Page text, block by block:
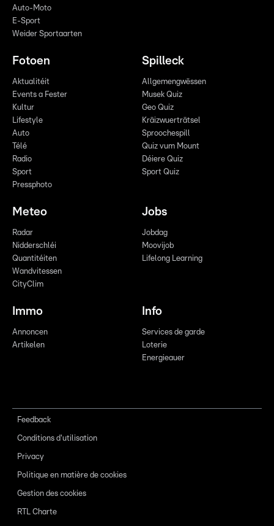
Auto-Moto
E-Sport
Weider Sportaarten
Fotoen
Aktualitéit
Events a Fester
Kultur
Lifestyle
Auto
Télé
Radio
Sport
Pressphoto
Spilleck
Allgemengwëssen
Musek Quiz
Geo Quiz
Kräizwuerträtsel
Sproochespill
Quiz vum Mount
Déiere Quiz
Sport Quiz
Meteo
Radar
Nidderschléi
Quantitéiten
Wandvitessen
CityClim
Jobs
Jobdag
Moovijob
Lifelong Learning
Immo
Annoncen
Artikelen
Info
Services de garde
Loterie
Energieauer
Feedback
Conditions d'utilisation
Privacy
Politique en matière de cookies
Gestion des cookies
RTL Charte